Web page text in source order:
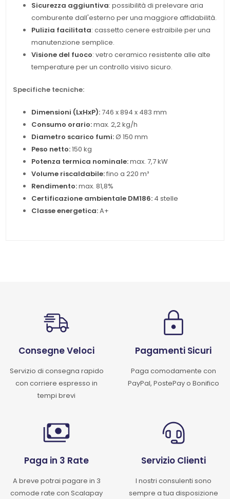
Sicurezza aggiuntiva: possibilità di prelevare aria
comburente dall'esterno per una maggiore affidabilità.
Pulizia facilitata: cassetto cenere estraibile per una
manutenzione semplice.
Visione del fuoco: vetro ceramico resistente alle alte
temperature per un controllo visivo sicuro.
Specifiche tecniche:
Dimensioni (LxHxP):746 x 894 x 483 mm
Consumo orario:max. 2,2 kg/h
Diametro scarico fumi:Ø 150 mm
Peso netto:150 kg
Potenza termica nominale:max. 7,7 kW
Volume riscaldabile:fino a 220 m³
Rendimento:max. 81,8%
Certificazione ambientale DM186:4 stelle
Classe energetica:A+
Consegne Veloci
Servizio di consegna rapido
con corriere espresso in
tempi brevi
Pagamenti Sicuri
Paga comodamente con
PayPal, PostePay o Bonifico
Paga in 3 Rate
A breve potrai pagare in 3
comode rate con Scalapay
Servizio Clienti
I nostri consulenti sono
sempre a tua disposizione